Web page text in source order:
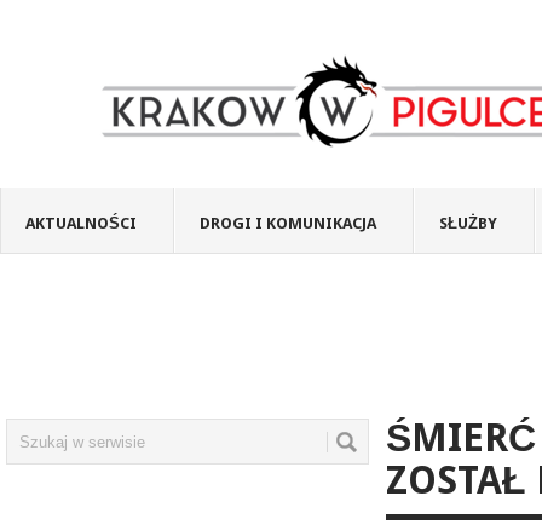
AKTUALNOŚCI DROGI I KOMUNIKACJA SŁUŻBY
ZOSTAŁ